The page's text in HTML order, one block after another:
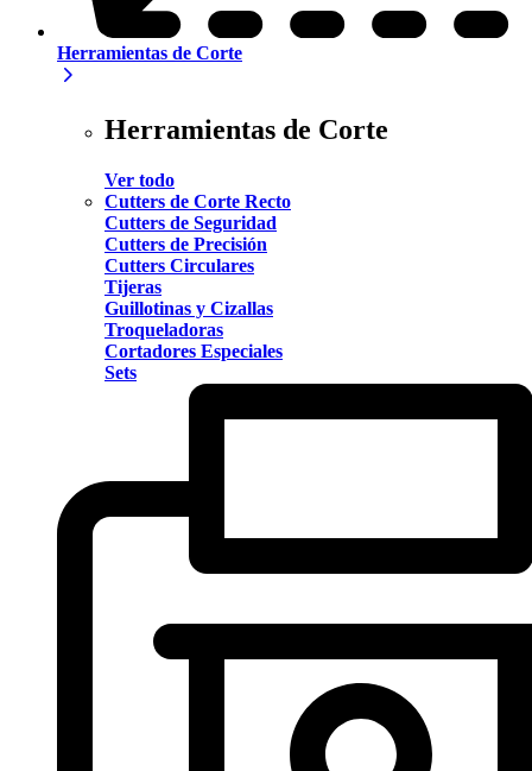
Herramientas de Corte
Herramientas de Corte
Ver todo
Cutters de Corte Recto
Cutters de Seguridad
Cutters de Precisión
Cutters Circulares
Tijeras
Guillotinas y Cizallas
Troqueladoras
Cortadores Especiales
Sets